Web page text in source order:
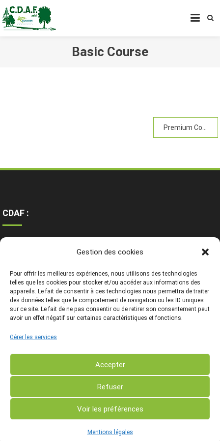
Gestion des cookies
Pour offrir les meilleures expériences, nous utilisons des technologies
telles que les cookies pour stocker et/ou accéder aux informations des
appareils. Le fait de consentir à ces technologies nous permettra de traiter
des données telles que le comportement de navigation ou les ID uniques
sur ce site. Le fait de ne pas consentir ou de retirer son consentement peut
avoir un effet négatif sur certaines caractéristiques et fonctions.
Gérer les services
Accepter
Refuser
Voir les préférences
Mentions légales
CENTRE DE DÉVELOPPEMENT
Basic Course
CDAF :
Mentions légales
Copyright © - 2024 Centre de Développement Agroforestier
de Chimay ASBL - Tout droit réservé